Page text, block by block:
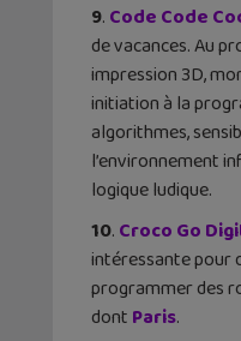
9. Code Code
de vacances. Au
impression 3D,
initiation à la
algorithmes,
l’environnement
logique ludique.
10. Croco Go
intéressante pour
programmer des
dont Paris.